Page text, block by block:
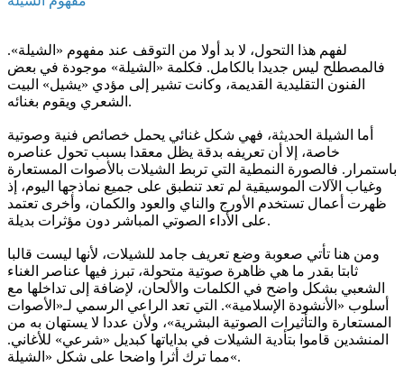
لفهم هذا التحول، لا بد أولا من التوقف عند مفهوم «الشيلة».
فالمصطلح ليس جديدا بالكامل. فكلمة «الشيلة» موجودة في بعض
الفنون التقليدية القديمة، وكانت تشير إلى مؤدي «يشيل» البيت
الشعري ويقوم بغنائه.
أما الشيلة الحديثة، فهي شكل غنائي يحمل خصائص فنية وصوتية
خاصة، إلا أن تعريفه بدقة يظل معقدا بسبب تحول عناصره
باستمرار. فالصورة النمطية التي تربط الشيلات بالأصوات المستعارة
وغياب الآلات الموسيقية لم تعد تنطبق على جميع نماذجها اليوم، إذ
ظهرت أعمال تستخدم الأورج والناي والعود والكمان، وأخرى تعتمد
على الأداء الصوتي المباشر دون مؤثرات بديلة.
ومن هنا تأتي صعوبة وضع تعريف جامد للشيلات، لأنها ليست قالبا
ثابتا بقدر ما هي ظاهرة صوتية متحولة، تبرز فيها عناصر الغناء
الشعبي بشكل واضح في الكلمات والألحان، لإضافة إلى تداخلها مع
أسلوب «الأنشودة الإسلامية». التي تعد الراعي الرسمي لـ«الأصوات
المستعارة والتأثيرات الصوتية البشرية»، ولأن عددا لا يستهان به من
المنشدين قاموا بتأدية الشيلات في بداياتها كبديل «شرعي» للأغاني.
مما ترك أثرا واضحا على شكل «الشيلة«.